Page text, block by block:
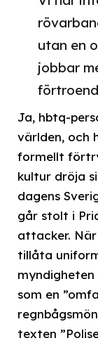
utan en
jobbar
Ja, hbtq-
världen, och
formellt
kultur dröja
dagens
går stolt i
attacker.
tillåta
som en
texten